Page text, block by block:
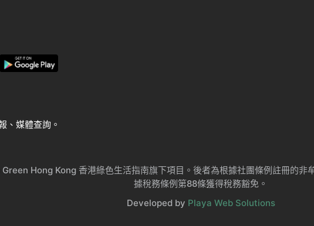
、媒體查詢。
Hong Kong 香港綠色生活指南旗下項目。後者為根據社團條例註冊的非
據稅務條例第88條獲得稅務豁免。
Developed by Playa Web Solutions